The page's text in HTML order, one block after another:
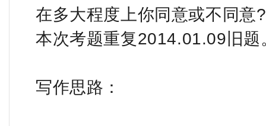
在多大程度上你同意或不同意?
本次考题重复2014.01.09旧题
写作思路：